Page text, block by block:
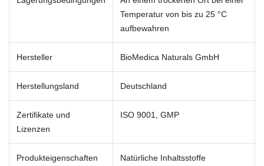
Temperatur von bis zu 25 °C
aufbewahren
Hersteller BioMedica Naturals GmbH
Herstellungsland Deutschland
Zertifikate und
Lizenzen
ISO 9001, GMP
Produkteigenschaften
Natürliche Inhaltsstoffe